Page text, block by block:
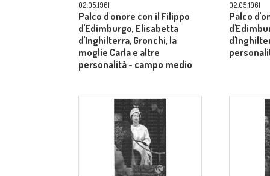
02.05.1961
Palco d'onore con il Filippo
d'Edimburgo, Elisabetta
d'Inghilterra, Gronchi, la
moglie Carla e altre
personalità - campo medio
02.05.1961
Palco